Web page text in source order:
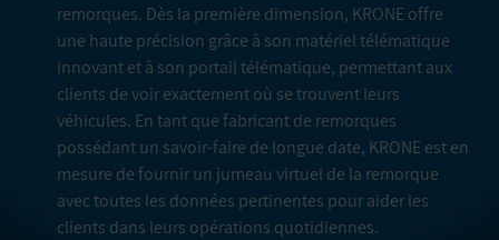
remorques. Dès la première dimension, KRONE offre
une haute précision grâce à son matériel télématique
innovant et à son portail télématique, permettant aux
clients de voir exactement où se trouvent leurs
véhicules. En tant que fabricant de remorques
possédant un savoir-faire de longue date, KRONE est en
mesure de fournir un jumeau virtuel de la remorque
avec toutes les données pertinentes pour aider les
clients dans leurs opérations quotidiennes.